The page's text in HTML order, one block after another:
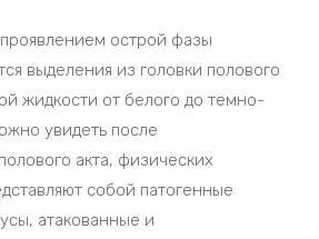
острой фазы
выделения из головки полового
жидкости от белого до темно-
увидеть после
акта, физических
собой патогенные
атакованные и